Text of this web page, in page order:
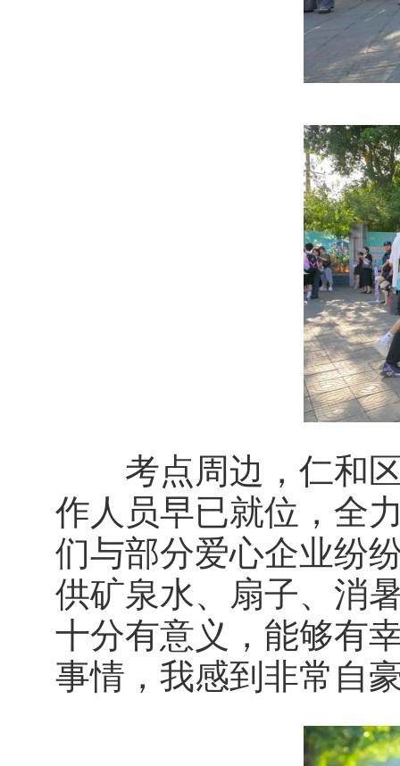
考点周边，仁和区
作人员早已就位，全
们与部分爱心企业纷
供矿泉水、扇子、消
十分有意义，能够有
事情，我感到非常自